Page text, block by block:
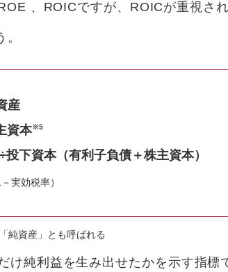
、ROICですが、ROICが重視さ
産
資本※5
下資本（有利子負債＋株主資本）
実効税率）
純資産」とも呼ばれる
け純利益を生み出せたかを示す指標